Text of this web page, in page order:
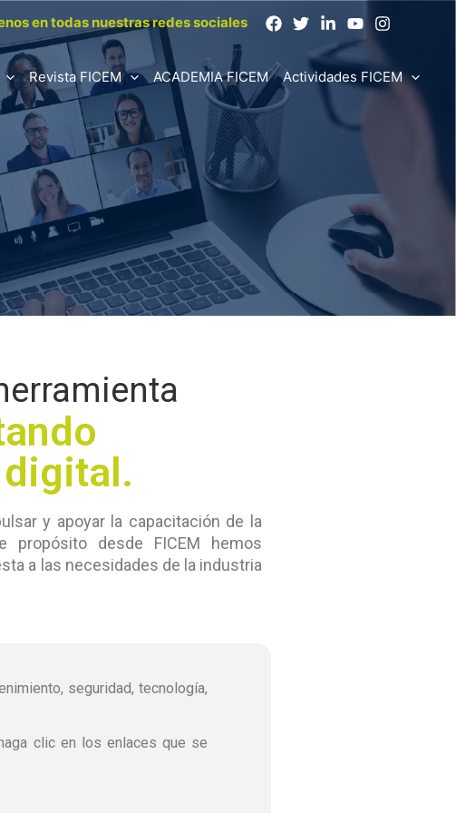
en todas nuestras redes sociales
Revista FICEM ACADEMIA FICEM Actividades FICEM
y apoyar la capacitación de la
desde FICEM hemos
a las necesidades de la industria
seguridad, tecnología,
clic en los enlaces que se